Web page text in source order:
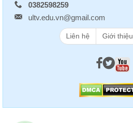
0382598259
ultv.edu.vn@gmail.com
Liên hệ Giới thiệu